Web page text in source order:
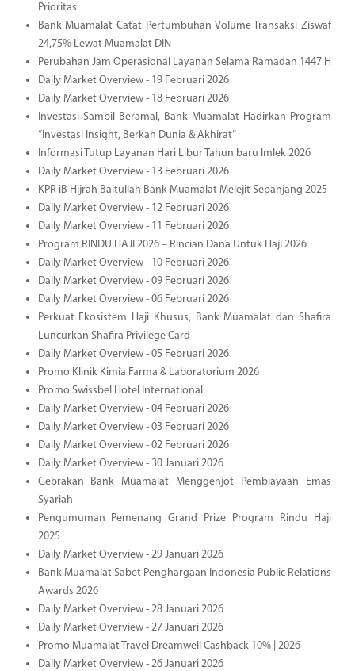
Prioritas
Bank Muamalat Catat Pertumbuhan Volume Transaksi Ziswaf
24,75% Lewat Muamalat DIN
Perubahan Jam Operasional Layanan Selama Ramadan 1447 H
Daily Market Overview - 19 Februari 2026
Daily Market Overview - 18 Februari 2026
Investasi Sambil Beramal, Bank Muamalat Hadirkan Program
“Investasi Insight, Berkah Dunia & Akhirat”
Informasi Tutup Layanan Hari Libur Tahun baru Imlek 2026
Daily Market Overview - 13 Februari 2026
KPR iB Hijrah Baitullah Bank Muamalat Melejit Sepanjang 2025
Daily Market Overview - 12 Februari 2026
Daily Market Overview - 11 Februari 2026
Program RINDU HAJI 2026 – Rincian Dana Untuk Haji 2026
Daily Market Overview - 10 Februari 2026
Daily Market Overview - 09 Februari 2026
Daily Market Overview - 06 Februari 2026
Perkuat Ekosistem Haji Khusus, Bank Muamalat dan Shafira
Luncurkan Shafira Privilege Card
Daily Market Overview - 05 Februari 2026
Promo Klinik Kimia Farma & Laboratorium 2026
Promo Swissbel Hotel International
Daily Market Overview - 04 Februari 2026
Daily Market Overview - 03 Februari 2026
Daily Market Overview - 02 Februari 2026
Daily Market Overview - 30 Januari 2026
Gebrakan Bank Muamalat Menggenjot Pembiayaan Emas
Syariah
Pengumuman Pemenang Grand Prize Program Rindu Haji
2025
Daily Market Overview - 29 Januari 2026
Bank Muamalat Sabet Penghargaan Indonesia Public Relations
Awards 2026
Daily Market Overview - 28 Januari 2026
Daily Market Overview - 27 Januari 2026
Promo Muamalat Travel Dreamwell Cashback 10% | 2026
Daily Market Overview - 26 Januari 2026